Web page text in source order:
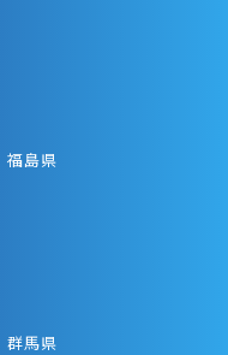
福島県
群馬県